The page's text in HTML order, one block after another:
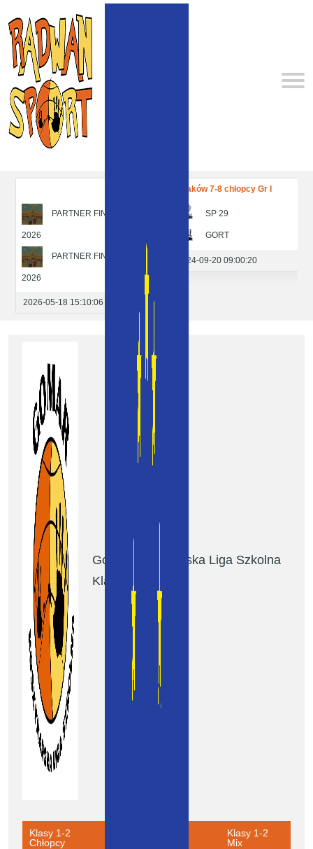
PARTNER FINAŁU KLS
2026
PARTNER FINAŁU KLS
2026
2026-05-18 15:10:06
Kraków 7-8 chłopcy Gr I
SP 29
GORT
2024-09-20 09:00:20
Gomar Koszykarska Liga Szkolna
Klasy 1-2
Klasy 1-2
Chłopcy
Klasy 1-2
Mix